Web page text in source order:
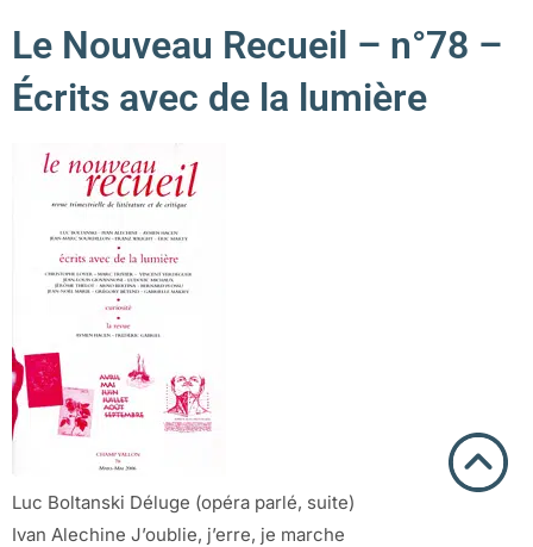
Le Nouveau Recueil – n°78 –
Écrits avec de la lumière
Luc Boltanski Déluge (opéra parlé, suite)
Ivan Alechine J’oublie, j’erre, je marche